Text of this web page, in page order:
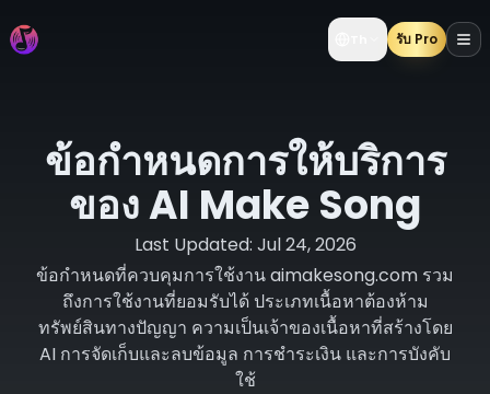
รับ Pro
ข้อกำหนดการให้บริการ
ของ AI Make Song
Last Updated: Jul 24, 2026
ข้อกำหนดที่ควบคุมการใช้งาน aimakesong.com รวม
ถึงการใช้งานที่ยอมรับได้ ประเภทเนื้อหาต้องห้าม
ทรัพย์สินทางปัญญา ความเป็นเจ้าของเนื้อหาที่สร้างโดย
AI การจัดเก็บและลบข้อมูล การชำระเงิน และการบังคับ
ใช้